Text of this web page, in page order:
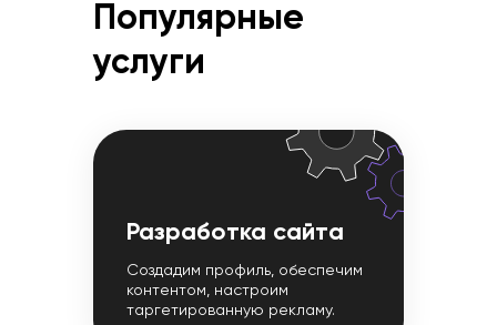
Популярные
услуги
Разработка сайта
Создадим профиль, обеспечим
контентом, настроим
таргетированную рекламу.